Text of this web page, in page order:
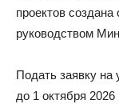
проектов
руководством
Подать заявку
до 1 октября 2026